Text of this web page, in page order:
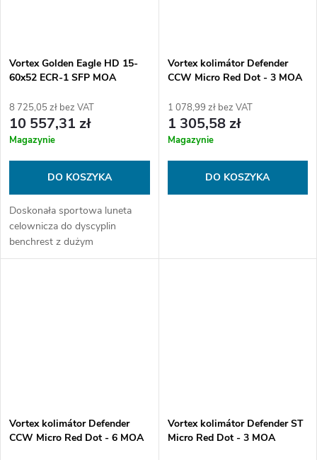
Vortex Golden Eagle HD 15-
60x52 ECR-1 SFP MOA
8 725,05 zł bez VAT
10 557,31 zł
Magazynie
DO KOSZYKA
Doskonała sportowa luneta
celownicza do dyscyplin
benchrest z dużym
powiększeniem do kontroli celu
Vortex kolimátor Defender
CCW Micro Red Dot - 3 MOA
1 078,99 zł bez VAT
1 305,58 zł
Magazynie
DO KOSZYKA
Vortex kolimátor Defender
CCW Micro Red Dot - 6 MOA
Vortex kolimátor Defender ST
Micro Red Dot - 3 MOA